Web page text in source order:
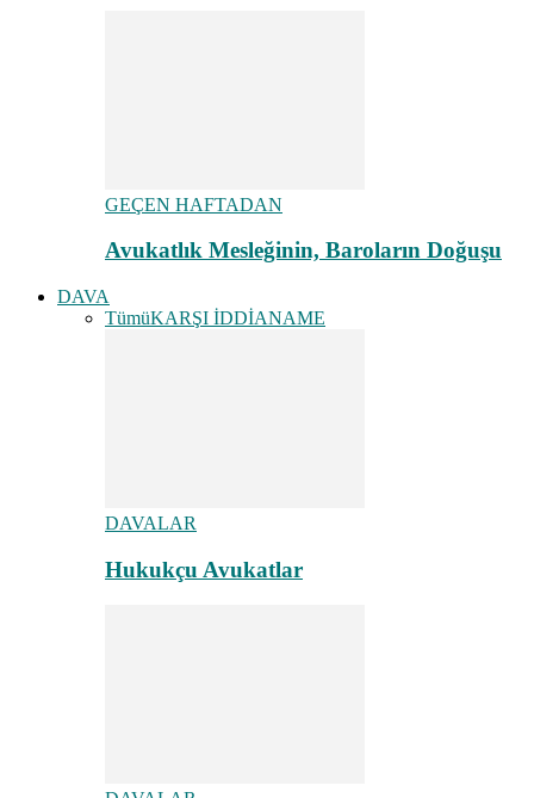
GEÇEN HAFTADAN
Avukatlık Mesleğinin, Baroların Doğuşu
DAVA
TümüKARŞI İDDİANAME
DAVALAR
Hukukçu Avukatlar